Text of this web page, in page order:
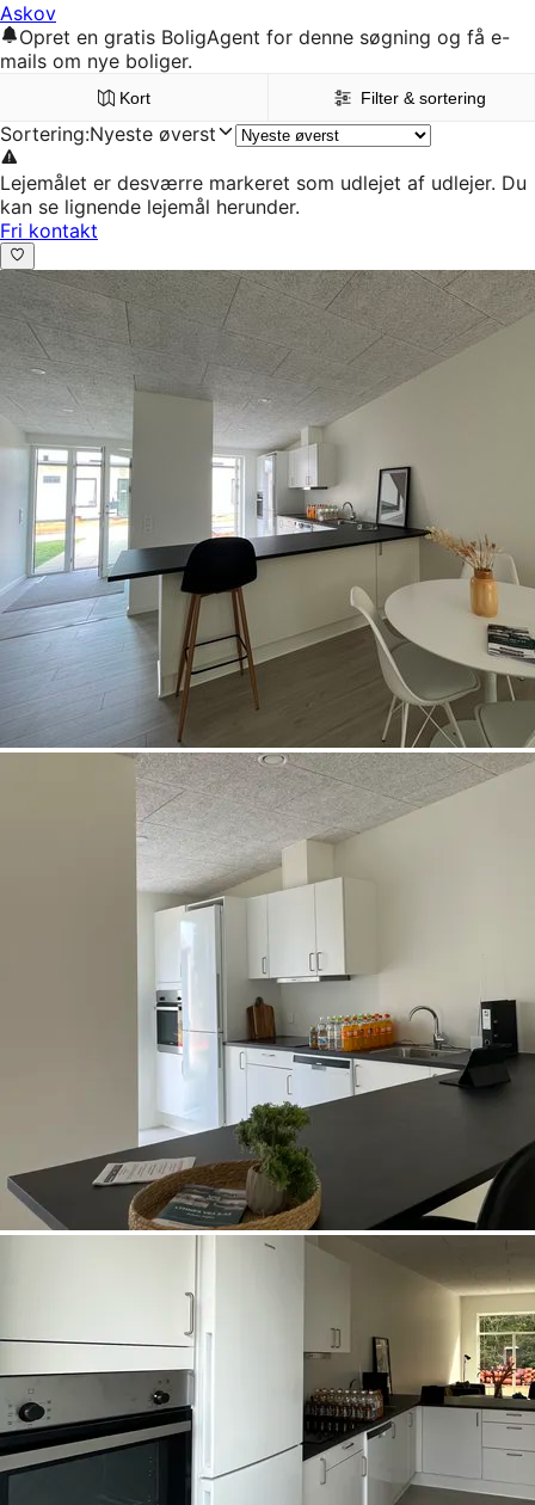
Askov
Opret en gratis BoligAgent for denne søgning og få e-
mails om nye boliger.
Kort Filter & sortering
Sortering:Nyeste øverst
Lejemålet er desværre markeret som udlejet af udlejer. Du
kan se lignende lejemål herunder.
Fri kontakt